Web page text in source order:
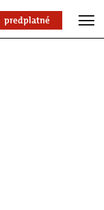
predplatné